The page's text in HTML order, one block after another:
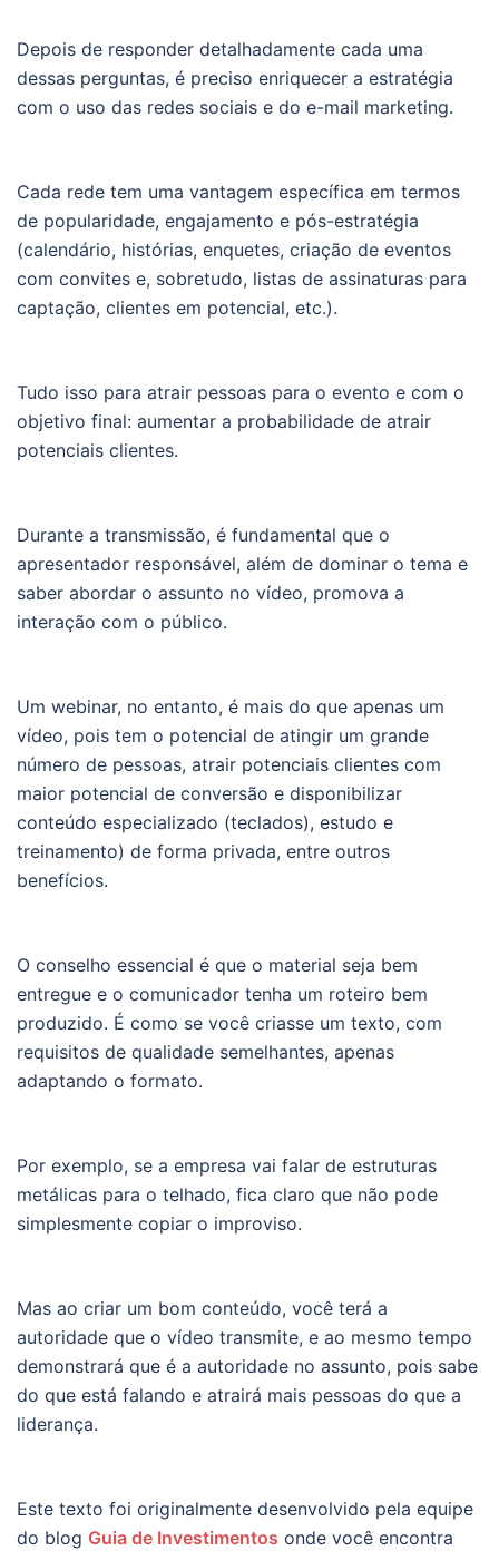
Depois de responder detalhadamente cada uma
dessas perguntas, é preciso enriquecer a estratégia
com o uso das redes sociais e do e-mail marketing.
Cada rede tem uma vantagem específica em termos
de popularidade, engajamento e pós-estratégia
(calendário, histórias, enquetes, criação de eventos
com convites e, sobretudo, listas de assinaturas para
captação, clientes em potencial, etc.).
Tudo isso para atrair pessoas para o evento e com o
objetivo final: aumentar a probabilidade de atrair
potenciais clientes.
Durante a transmissão, é fundamental que o
apresentador responsável, além de dominar o tema e
saber abordar o assunto no vídeo, promova a
interação com o público.
Um webinar, no entanto, é mais do que apenas um
vídeo, pois tem o potencial de atingir um grande
número de pessoas, atrair potenciais clientes com
maior potencial de conversão e disponibilizar
conteúdo especializado (teclados), estudo e
treinamento) de forma privada, entre outros
benefícios.
O conselho essencial é que o material seja bem
entregue e o comunicador tenha um roteiro bem
produzido. É como se você criasse um texto, com
requisitos de qualidade semelhantes, apenas
adaptando o formato.
Por exemplo, se a empresa vai falar de estruturas
metálicas para o telhado, fica claro que não pode
simplesmente copiar o improviso.
Mas ao criar um bom conteúdo, você terá a
autoridade que o vídeo transmite, e ao mesmo tempo
demonstrará que é a autoridade no assunto, pois sabe
do que está falando e atrairá mais pessoas do que a
liderança.
Este texto foi originalmente desenvolvido pela equipe
do blog Guia de Investimentos onde você encontra